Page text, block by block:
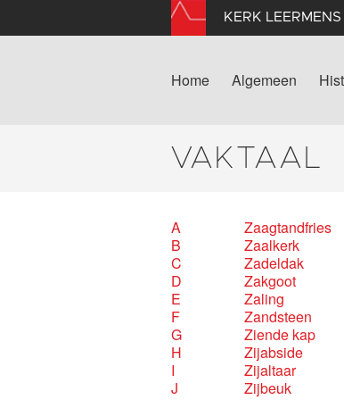
KERK LEERMENS
Home Algemeen
VAKTAAL
A
B
C
D
E
F
G
H
I
J
Zaagtandfries
Zaalkerk
Zadeldak
Zakgoot
Zaling
Zandsteen
Ziende kap
Zijabside
Zijaltaar
Zijbeuk